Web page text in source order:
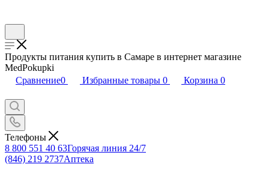
Продукты питания купить в Самаре в интернет магазине
MedPokupki
Сравнение0 Избранные товары 0 Корзина 0
Телефоны
8 800 551 40 63Горячая линия 24/7
(846) 219 2737Аптека